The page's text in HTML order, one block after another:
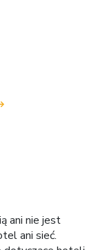
ani nie jest
ani sieć.